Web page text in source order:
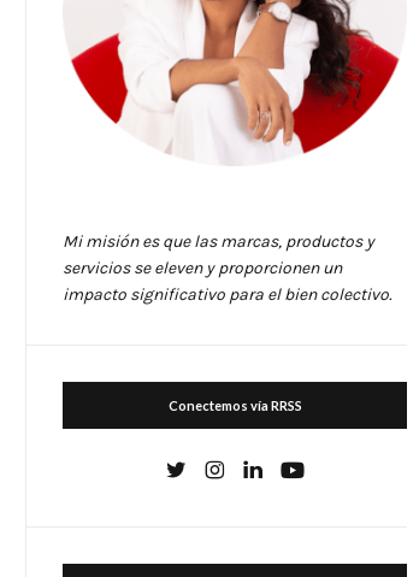
Mi misión es que las marcas, productos y
servicios se eleven y proporcionen un
impacto significativo para el bien colectivo.
Conectemos vía RRSS